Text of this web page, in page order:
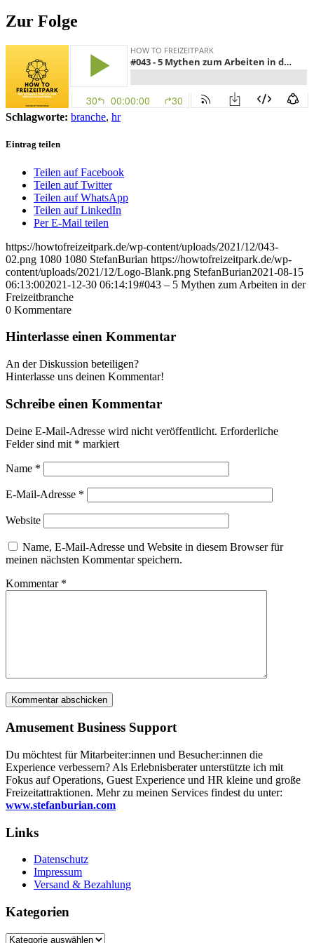
Zur Folge
Schlagworte: branche, hr
Eintrag teilen
Teilen auf Facebook
Teilen auf Twitter
Teilen auf WhatsApp
Teilen auf LinkedIn
Per E-Mail teilen
https://howtofreizeitpark.de/wp-content/uploads/2021/12/043-
02.png 1080 1080 StefanBurian https://howtofreizeitpark.de/wp-
content/uploads/2021/12/Logo-Blank.png StefanBurian2021-08-15
06:13:002021-12-30 06:14:19#043 – 5 Mythen zum Arbeiten in der
Freizeitbranche
0 Kommentare
Hinterlasse einen Kommentar
An der Diskussion beteiligen?
Hinterlasse uns deinen Kommentar!
Schreibe einen Kommentar
Deine E-Mail-Adresse wird nicht veröffentlicht. Erforderliche
Felder sind mit * markiert
Name *
E-Mail-Adresse *
Website
Name, E-Mail-Adresse und Website in diesem Browser für
meinen nächsten Kommentar speichern.
Kommentar *
Amusement Business Support
Du möchtest für Mitarbeiter:innen und Besucher:innen die
Experience verbessern? Als Erlebnisberater unterstützte ich mit
Fokus auf Operations, Guest Experience und HR kleine und große
Freizeitattraktionen. Mehr zu meinen Services findest du unter:
www.stefanburian.com
Links
Datenschutz
Impressum
Versand & Bezahlung
Kategorien
Kategorien